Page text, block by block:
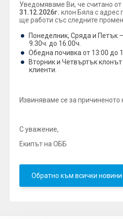
Уведомяваме Ви, че считано от
31.12.2026г. клон Бяла с адрес
ще работи със следните
Понеделник, Сряда и Петък
9.30ч. до 16.00ч.
Обедна почивка от 13:00 до
Вторник и Четвъртък
клиенти.
Извиняваме се за причиненото
С уважение,
Екипът на ОББ
Обратно към всички новини